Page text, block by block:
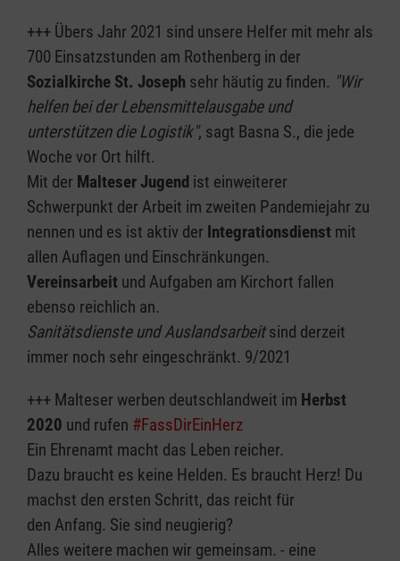
+++ Übers Jahr 2021 sind unsere Helfer mit mehr als
700 Einsatzstunden am Rothenberg in der
Sozialkirche St. Joseph sehr häutig zu finden. "Wir
helfen bei der Lebensmittelausgabe und
unterstützen die Logistik", sagt Basna S., die jede
Woche vor Ort hilft.
Mit der Malteser Jugend ist einweiterer
Schwerpunkt der Arbeit im zweiten Pandemiejahr zu
nennen und es ist aktiv der Integrationsdienst mit
allen Auflagen und Einschränkungen.
Vereinsarbeit und Aufgaben am Kirchort fallen
ebenso reichlich an.
Sanitätsdienste und Auslandsarbeitsind derzeit
immer noch sehr eingeschränkt. 9/2021
+++ Malteser werben deutschlandweit im Herbst
2020 und rufen #FassDirEinHerz
Ein Ehrenamt macht das Leben reicher.
Dazu braucht es keine Helden. Es braucht Herz! Du
machst den ersten Schritt, das reicht für
den Anfang. Sie sind neugierig?
Alles weitere machen wir gemeinsam. - eine